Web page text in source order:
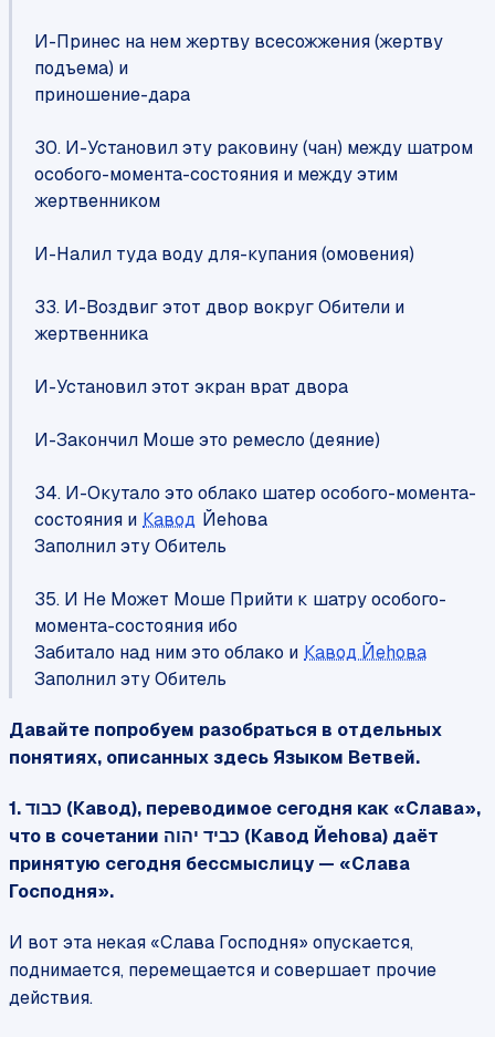
И-Принес на нем жертву всесожжения (жертву
подъема) и
приношение-дара
30. И-Установил эту раковину (чан) между шатром
особого-момента-состояния и между этим
жертвенником
И-Налил туда воду для-купания (омовения)
33. И-Воздвиг этот двор вокруг Обители и
жертвенника
И-Установил этот экран врат двора
И-Закончил Моше это ремесло (деяние)
34. И-Окутало это облако шатер особого-момента-
состояния и Кавод Йеhовa
Заполнил эту Обитель
35. И Не Может Моше Прийти к шатру особого-
момента-состояния ибо
Забитало над ним это облако и Кавод Йеhова
Заполнил эту Обитель
Давайте попробуем разобраться в отдельных
понятиях, описанных здесь Языком Ветвей.
1. כבוד (Кавод), переводимое сегодня как «Слава»,
что в сочетании כביד יהוה (Кавод Йеhова) даёт
принятую сегодня бессмыслицу — «Слава
Господня».
И вот эта некая «Слава Господня» опускается,
поднимается, перемещается и совершает прочие
действия.